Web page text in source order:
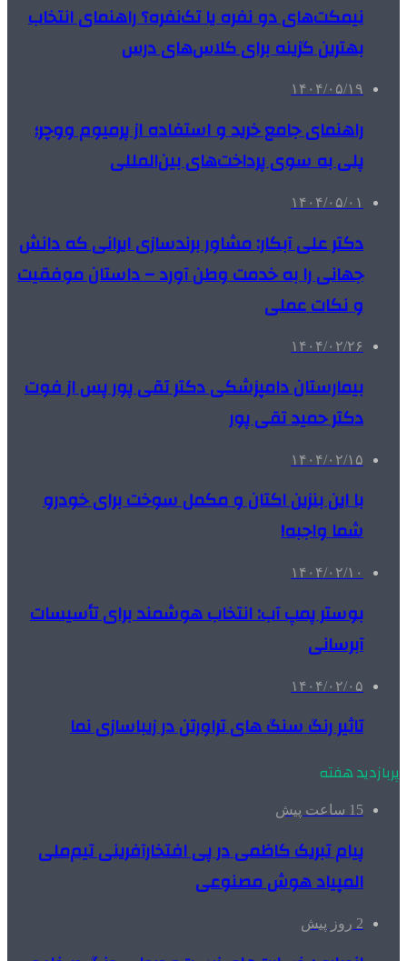
نیمکت‌های دو نفره یا تک‌نفره؟ راهنمای انتخاب
بهترین گزینه برای کلاس‌های درس
۱۴۰۴/۰۵/۱۹
راهنمای جامع خرید و استفاده از پرمیوم ووچر؛
پلی به سوی پرداخت‌های بین‌المللی
۱۴۰۴/۰۵/۰۱
دکتر علی آبکار: مشاور برندسازی ایرانی که دانش
جهانی را به خدمت وطن آورد – داستان موفقیت
و نکات عملی
۱۴۰۴/۰۲/۲۶
بیمارستان دامپزشکی دکتر تقی پور پس از فوت
دکتر حمید تقی پور
۱۴۰۴/۰۲/۱۵
با این بنزین اکتان و مکمل سوخت برای خودرو
شما واجبه!
۱۴۰۴/۰۲/۱۰
بوستر پمپ آب: انتخاب هوشمند برای تأسیسات
آبرسانی
۱۴۰۴/۰۲/۰۵
تاثیر رنگ سنگ های تراورتن در زیباسازی نما
پربازدید هفته
15 ساعت پیش
پیام تبریک کاظمی در پی افتخارآفرینی تیم‌ملی
المپیاد هوش مصنوعی
2 روز پیش